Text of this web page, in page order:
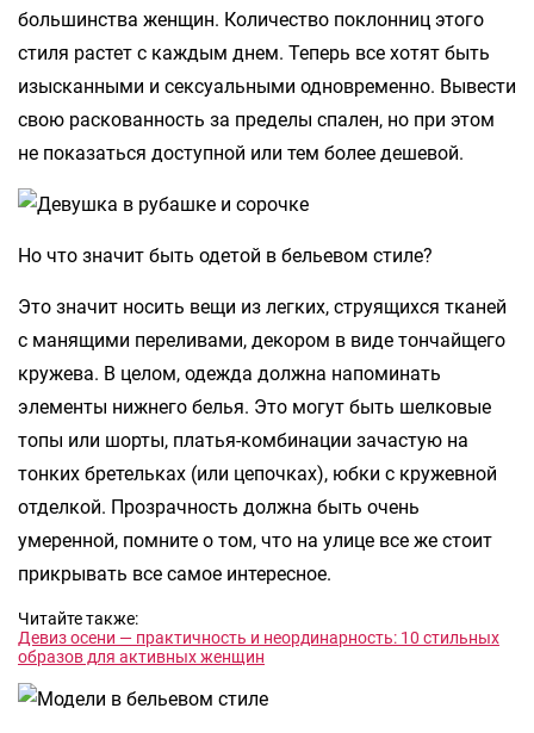
большинства женщин. Количество поклонниц этого
стиля растет с каждым днем. Теперь все хотят быть
изысканными и сексуальными одновременно. Вывести
свою раскованность за пределы спален, но при этом
не показаться доступной или тем более дешевой.
Но что значит быть одетой в бельевом стиле?
Это значит носить вещи из легких, струящихся тканей
с манящими переливами, декором в виде тончайщего
кружева. В целом, одежда должна напоминать
элементы нижнего белья. Это могут быть шелковые
топы или шорты, платья-комбинации зачастую на
тонких бретельках (или цепочках), юбки с кружевной
отделкой. Прозрачность должна быть очень
умеренной, помните о том, что на улице все же стоит
прикрывать все самое интересное.
Читайте также:
Девиз осени — практичность и неординарность: 10 стильных
образов для активных женщин